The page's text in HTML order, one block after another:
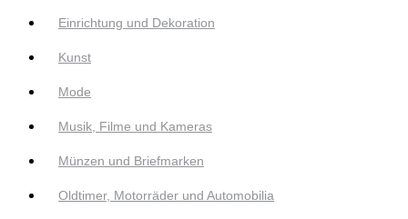
Einrichtung und Dekoration
Kunst
Mode
Musik, Filme und Kameras
Münzen und Briefmarken
Oldtimer, Motorräder und Automobilia